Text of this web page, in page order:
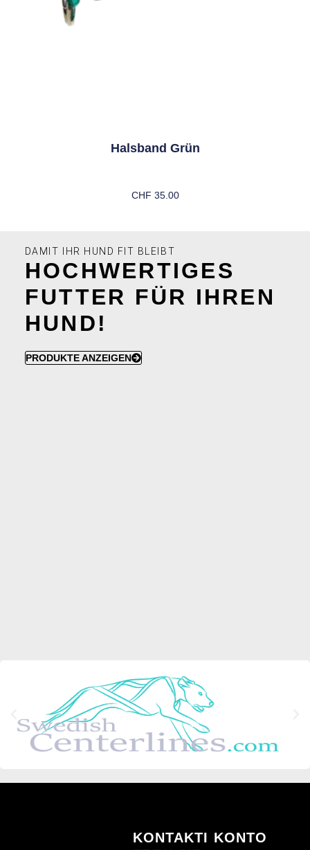
Halsband Grün
CHF 35.00
DAMIT IHR HUND FIT BLEIBT
HOCHWERTIGES
FUTTER FÜR IHREN
HUND!
PRODUKTE ANZEIGEN
KONTAKTI KONTO